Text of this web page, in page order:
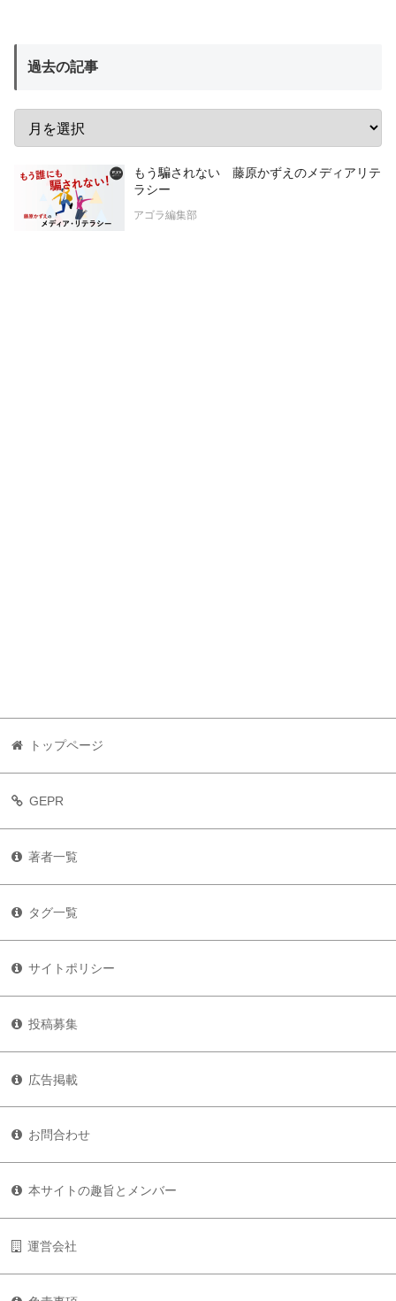
過去の記事
もう騙されない 藤原かずえのメディアリテ
ラシー
アゴラ編集部
トップページ
GEPR
著者一覧
タグ一覧
サイトポリシー
投稿募集
広告掲載
お問合わせ
本サイトの趣旨とメンバー
運営会社